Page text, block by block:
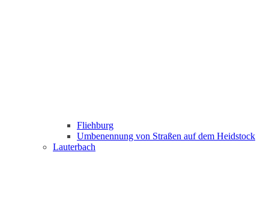
Fliehburg
Umbenennung von Straßen auf dem Heidstock
Lauterbach